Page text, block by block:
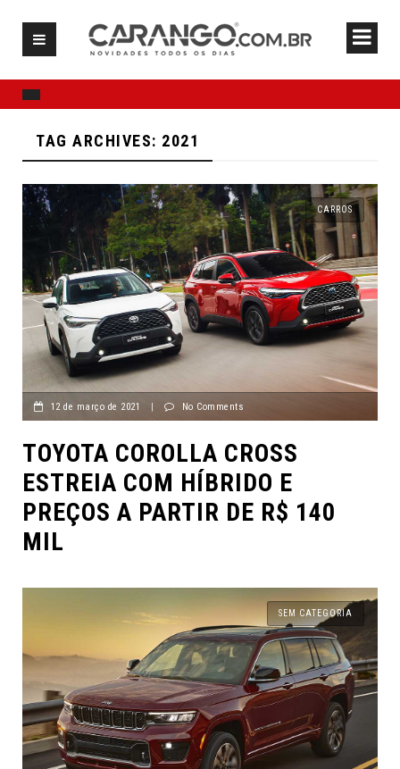
TAG ARCHIVES: 2021
CARROS
12 de março de 2021 No Comments
TOYOTA COROLLA CROSS
ESTREIA COM HÍBRIDO E
PREÇOS A PARTIR DE R$ 140
MIL
SEM CATEGORIA